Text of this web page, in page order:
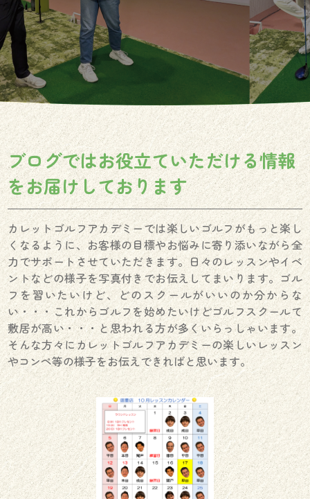
ブログではお役立ていただける情報
をお届けしております
カレットゴルフアカデミーでは楽しいゴルフがもっと楽し
くなるように、お客様の目標やお悩みに寄り添いながら全
力でサポートさせていただきます。日々のレッスンやイベ
ントなどの様子を写真付きでお伝えしてまいります。ゴル
フを習いたいけど、どのスクールがいいのか分からな
い・・・これからゴルフを始めたいけどゴルフスクールて
敷居が高い・・・と思われる方が多くいらっしゃいます。
そんな方々にカレットゴルフアカデミーの楽しいレッスン
やコンペ等の様子をお伝えできればと思います。